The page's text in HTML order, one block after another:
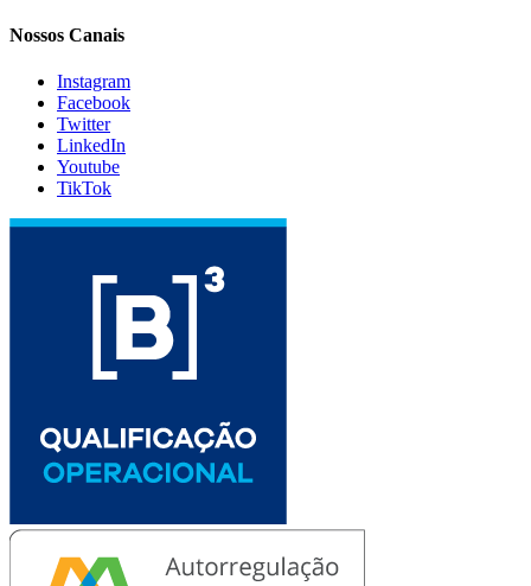
Nossos Canais
Instagram
Facebook
Twitter
LinkedIn
Youtube
TikTok